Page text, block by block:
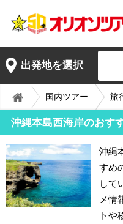
出発地を選択
国内ツアー 旅
沖縄本島西海岸のおす
沖縄
すめ
して
メ情
トや